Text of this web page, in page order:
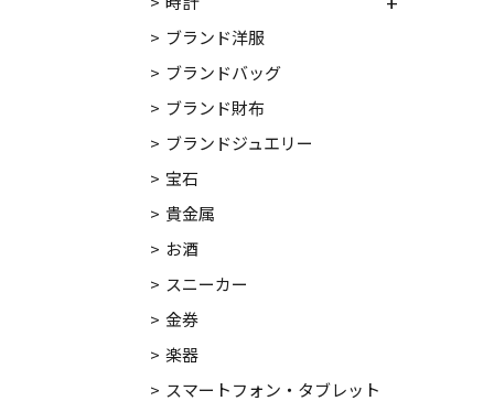
ブランド洋服
ブランドバッグ
ブランド財布
ブランドジュエリー
宝石
貴金属
お酒
スニーカー
金券
楽器
スマートフォン・タブレット